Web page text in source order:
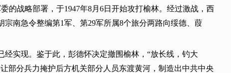
的战略部署，于1947年8月6日开始攻打榆林。经过激战，西
南急令整编第1军、第29军所属8个旅分两路向绥德、葭
实现。鉴于此，彭德怀决定撤围榆林，“放长线，钓大
部分兵力掩护后方机关部分人员东渡黄河，制造出中共中央